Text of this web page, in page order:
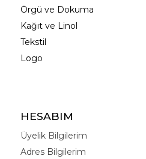
Örgü ve Dokuma
Kağıt ve Linol
Tekstil
Logo
HESABIM
Üyelik Bilgilerim
Adres Bilgilerim